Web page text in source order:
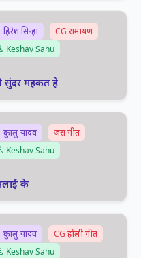
हिरेश सिन्हा
CG रामायण
Keshav Sahu
सुंदर महकत हे
दुकालु यादव
जस गीत
Keshav Sahu
के
दुकालु यादव
CG होली गीत
Keshav Sahu